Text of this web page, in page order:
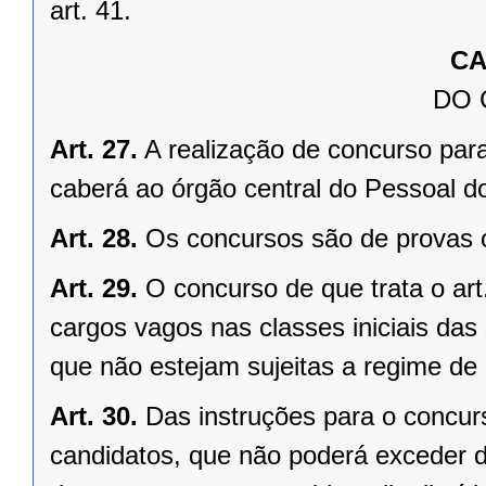
art. 41.
DO
Art. 27. A realização de concurso
caberá ao órgão central do Pessoal
Art. 28. Os concursos são de
Art. 29. O concurso de que trata o
cargos vagos nas classes iniciais
que não estejam sujeitas a regime
Art. 30. Das instruções para o
candidatos, que não poderá exceder